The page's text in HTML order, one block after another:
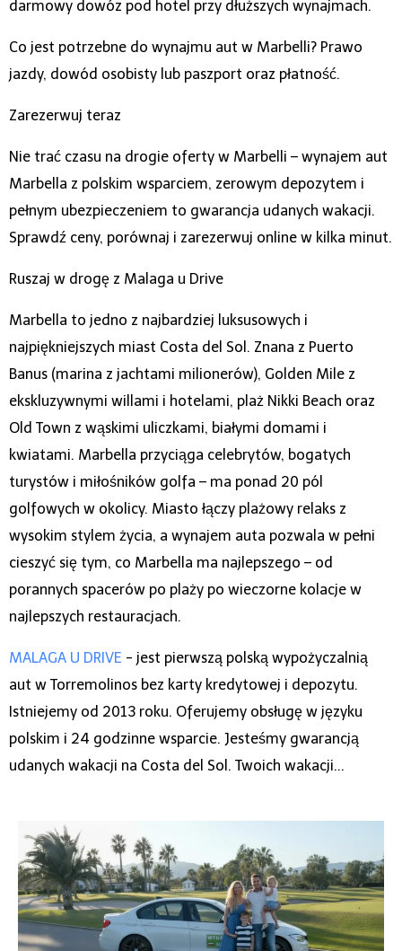
darmowy dowóz pod hotel przy dłuższych wynajmach.
Co jest potrzebne do wynajmu aut w Marbelli? Prawo
jazdy, dowód osobisty lub paszport oraz płatność.
Zarezerwuj teraz
Nie trać czasu na drogie oferty w Marbelli – wynajem aut
Marbella z polskim wsparciem, zerowym depozytem i
pełnym ubezpieczeniem to gwarancja udanych wakacji.
Sprawdź ceny, porównaj i zarezerwuj online w kilka minut.
Ruszaj w drogę z Malaga u Drive
Marbella to jedno z najbardziej luksusowych i
najpiękniejszych miast Costa del Sol. Znana z Puerto
Banus (marina z jachtami milionerów), Golden Mile z
ekskluzywnymi willami i hotelami, plaż Nikki Beach oraz
Old Town z wąskimi uliczkami, białymi domami i
kwiatami. Marbella przyciąga celebrytów, bogatych
turystów i miłośników golfa – ma ponad 20 pól
golfowych w okolicy. Miasto łączy plażowy relaks z
wysokim stylem życia, a wynajem auta pozwala w pełni
cieszyć się tym, co Marbella ma najlepszego – od
porannych spacerów po plaży po wieczorne kolacje w
najlepszych restauracjach.
MALAGA U DRIVE - jest pierwszą polską wypożyczalnią
aut w Torremolinos bez karty kredytowej i depozytu.
Istniejemy od 2013 roku. Oferujemy obsługę w języku
polskim i 24 godzinne wsparcie. Jesteśmy gwarancją
udanych wakacji na Costa del Sol. Twoich wakacji...